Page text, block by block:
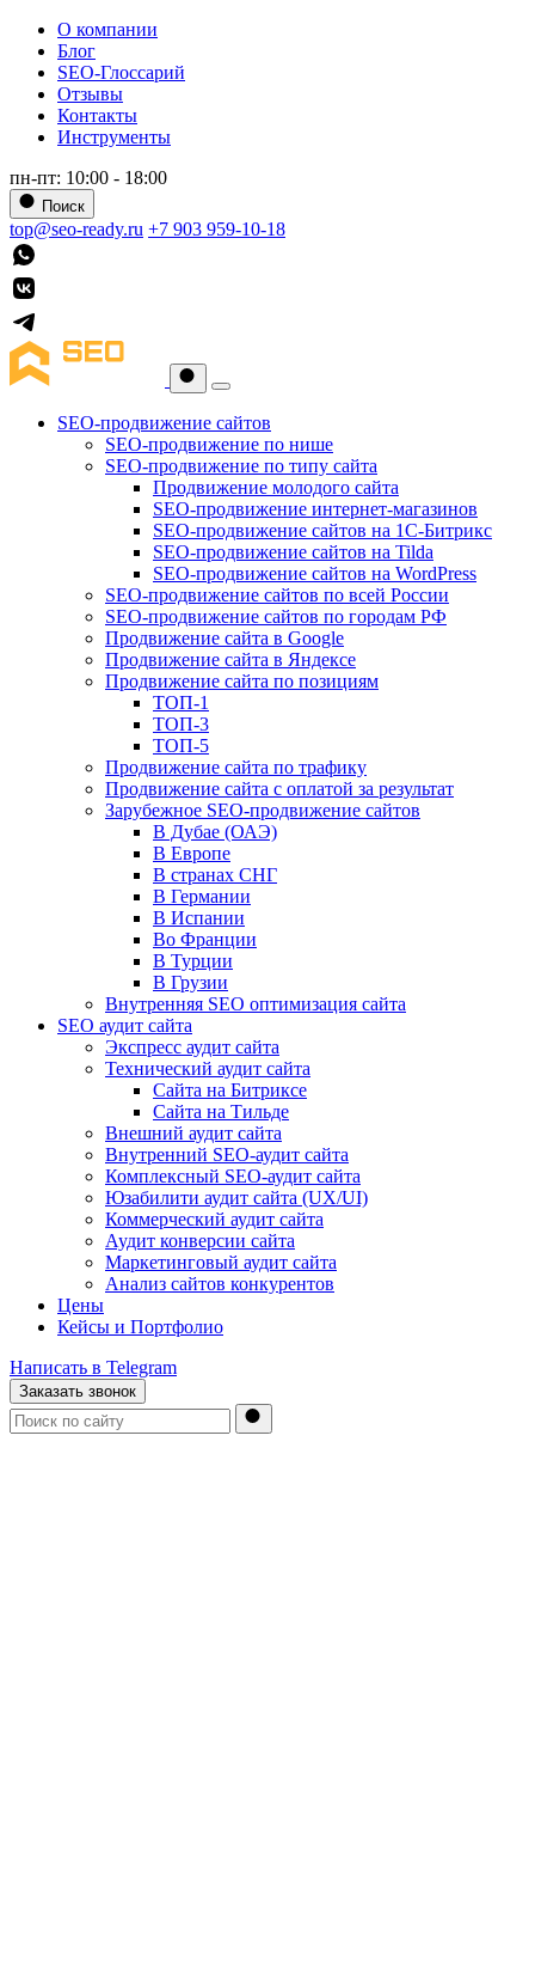
О компании
Блог
SEO-Глоссарий
Отзывы
Контакты
Инструменты
пн-пт: 10:00 - 18:00
Поиск
top@seo-ready.ru +7 903 959-10-18
SEO-продвижение сайтов
SEO-продвижение по нише
SEO-продвижение по типу сайта
Продвижение молодого сайта
SEO-продвижение интернет-магазинов
SEO-продвижение сайтов на 1С-Битрикс
SEO-продвижение сайтов на Tilda
SEO-продвижение сайтов на WordPress
SEO-продвижение сайтов по всей России
SEO-продвижение сайтов по городам РФ
Продвижение сайта в Google
Продвижение сайта в Яндексе
Продвижение сайта по позициям
ТОП-1
ТОП-3
ТОП-5
Продвижение сайта по трафику
Продвижение сайта с оплатой за результат
Зарубежное SEO-продвижение сайтов
В Дубае (ОАЭ)
В Европе
В странах СНГ
В Германии
В Испании
Во Франции
В Турции
В Грузии
Внутренняя SEO оптимизация сайта
SEO аудит сайта
Экспресс аудит сайта
Технический аудит сайта
Сайта на Битриксе
Сайта на Тильде
Внешний аудит сайта
Внутренний SEO-аудит сайта
Комплексный SEO-аудит сайта
Юзабилити аудит сайта (UX/UI)
Коммерческий аудит сайта
Аудит конверсии сайта
Маркетинговый аудит сайта
Анализ сайтов конкурентов
Цены
Кейсы и Портфолио
Написать в Telegram
Заказать звонок